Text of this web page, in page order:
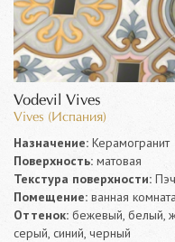
Vodevil Vives
Vives (Испания)
Назначение: Керамогранит
Поверхность: матовая
Текстура поверхности:
Помещение: ванная
Оттенок: бежевый, белый,
серый, синий, черный